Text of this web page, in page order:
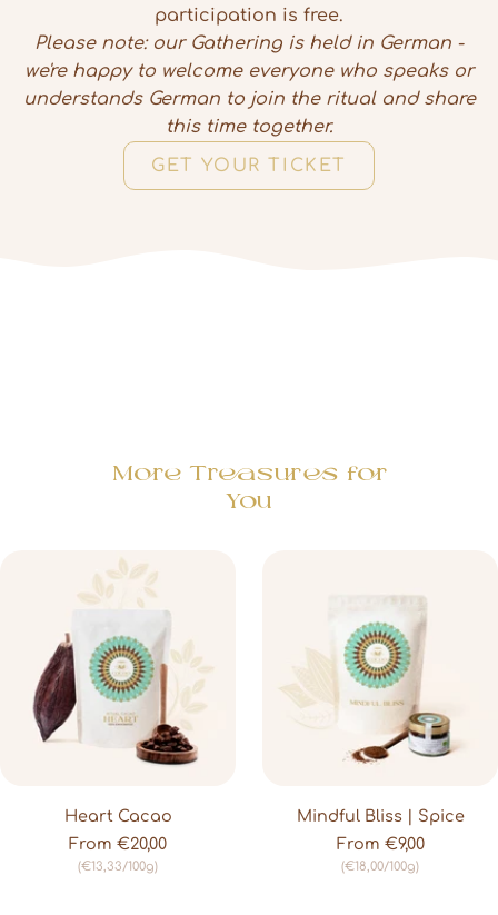
participation is free.
Please note: our Gathering is held in German -
we're happy to welcome everyone who speaks or
understands German to join the ritual and share
this time together.
GET YOUR TICKET
More Treasures for
You
Heart Cacao
Sale price
From €20,00
(€13,33/100g)
Mindful Bliss | Spice
Sale price
From €9,00
(€18,00/100g)